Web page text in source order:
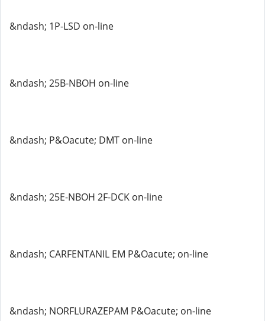
&ndash; 1P-LSD on-line
&ndash; 25B-NBOH on-line
&ndash; P&Oacute; DMT on-line
&ndash; 25E-NBOH 2F-DCK on-line
&ndash; CARFENTANIL EM P&Oacute; on-line
&ndash; NORFLURAZEPAM P&Oacute; on-line